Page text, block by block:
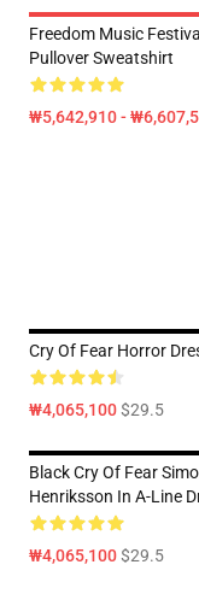
Freedom Music
Pullover Sweatshirt
₩5,642,910 -
Cry Of Fear Horror
₩4,065,100$29.5
Black Cry Of Fear
Henriksson In A-Line
₩4,065,100$29.5